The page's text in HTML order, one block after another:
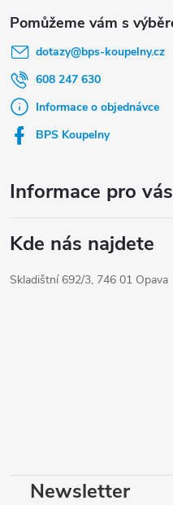
dotazy@bps-koupelny.cz
608 247 630
Informace o objednávce
BPS Koupelny
Informace pro vás
Kde nás najdete
Skladištní 692/3, 746 01 Opava
Newsletter